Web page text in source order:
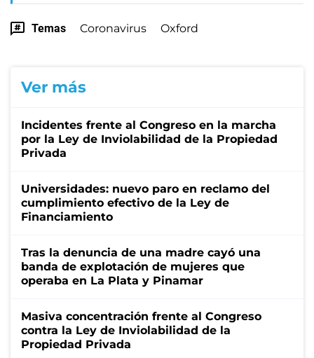
Temas Coronavirus Oxford
Ver más
Incidentes frente al Congreso en la marcha
por la Ley de Inviolabilidad de la Propiedad
Privada
Universidades: nuevo paro en reclamo del
cumplimiento efectivo de la Ley de
Financiamiento
Tras la denuncia de una madre cayó una
banda de explotación de mujeres que
operaba en La Plata y Pinamar
Masiva concentración frente al Congreso
contra la Ley de Inviolabilidad de la
Propiedad Privada